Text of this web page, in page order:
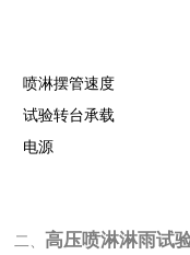
喷淋摆管速度
试验转台承载
电源
二、 高压喷淋淋雨试